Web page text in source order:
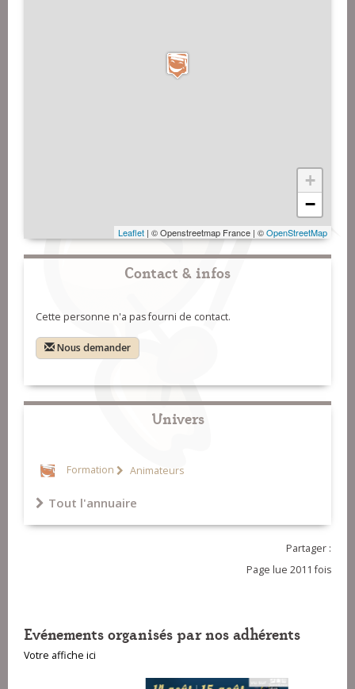
+
−
Leaflet | © Openstreetmap France | ©OpenStreetMap
Contact & infos
Cette personne n'a pas fourni de contact.
Nous demander
Univers
Formation Animateurs
Tout l'annuaire
Partager :
Page lue 2011 fois
Evénements organisés par nos adhérents
Votre affiche ici